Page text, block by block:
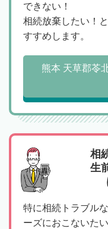
できない！
相続放棄したい！
すすめします。
熊本 天草郡苓
相
生
特に相続トラブル
ーズにおこないた